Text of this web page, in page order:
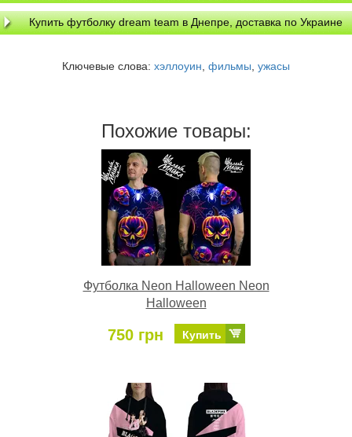
Купить футболку dream team в Днепре, доставка по Украине
Ключевые слова: хэллоуин, фильмы, ужасы
Похожие товары:
Футболка Neon Halloween Neon
Halloween
750 грн Купить